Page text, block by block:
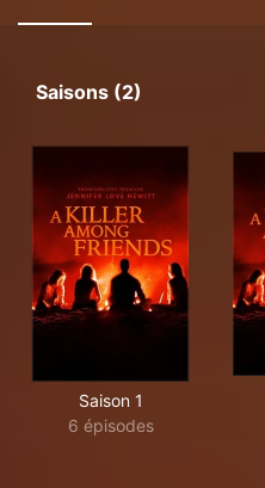
Saisons (2)
Saison 1
6 épisodes